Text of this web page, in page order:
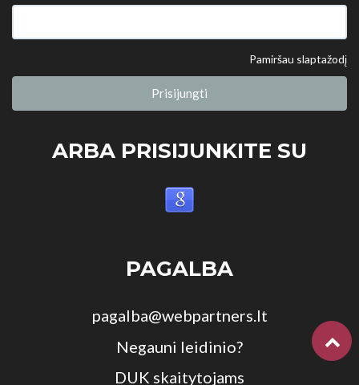
Pamiršau slaptažodį
Prisijungti
ARBA PRISIJUNKITE SU
PAGALBA
pagalba@webpartners.lt
Negauni leidinio?
DUK skaitytojams